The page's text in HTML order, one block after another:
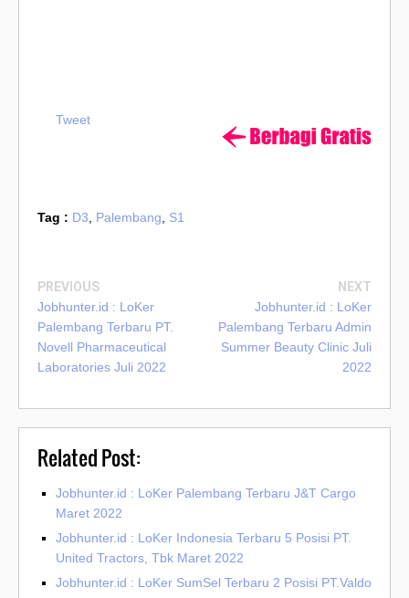
Tweet
Tag : D3 Palembang S1
PREVIOUS
Jobhunter.id : LoKer
Palembang Terbaru PT.
Novell Pharmaceutical
Laboratories Juli 2022
NEXT
Jobhunter.id : LoKer
Palembang Terbaru Admin
Summer Beauty Clinic Juli
2022
Related Post:
Jobhunter.id : LoKer Palembang Terbaru J&T Cargo
Maret 2022
Jobhunter.id : LoKer Indonesia Terbaru 5 Posisi PT.
United Tractors, Tbk Maret 2022
Jobhunter.id : LoKer SumSel Terbaru 2 Posisi PT.Valdo